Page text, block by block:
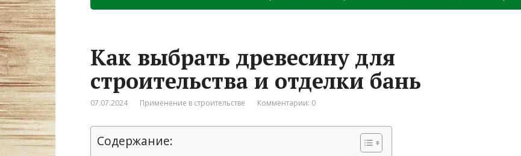
Как выбрать древесину для
строительства и отделки бань
07.07.2024 Применение в строительстве Комментарии: 0
Содержание: